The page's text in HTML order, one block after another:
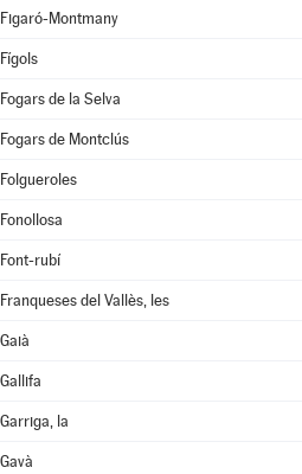
Figaró-Montmany
Fígols
Fogars de la Selva
Fogars de Montclús
Folgueroles
Fonollosa
Font-rubí
Franqueses del Vallès, les
Gaià
Gallifa
Garriga, la
Gavà